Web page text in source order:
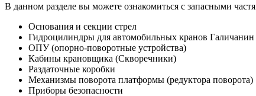
В данном разделе вы можете ознакомиться с запасными
Основания и секции стрел
Гидроцилиндры для автомобильных кранов Галичанин
ОПУ (опорно-поворотные устройства)
Кабины крановщика (Скворечники)
Раздаточные коробки
Механизмы поворота платформы (редуктора поворота)
Приборы безопасности